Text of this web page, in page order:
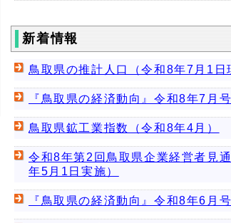
新着情報
鳥取県の推計人口（令和8年7月1日
『鳥取県の経済動向』令和8年7月号
鳥取県鉱工業指数（令和8年4月）
令和8年第2回鳥取県企業経営者見
年5月1日実施）
『鳥取県の経済動向』令和8年6月号